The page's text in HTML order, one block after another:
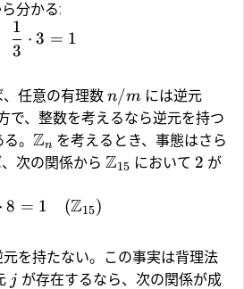
分かる:
3
1
⋅ 3 = 1
、任意の有理数 n/m には逆元
で、整数を考えるなら逆元を持つ
。 Zn を考えるとき、事態はさら
次の関係から Z15 において 2 が
⋅ 8 = 1 (Z15)
元を持たない。この事実は背理法
j が存在するなら、次の関係が成